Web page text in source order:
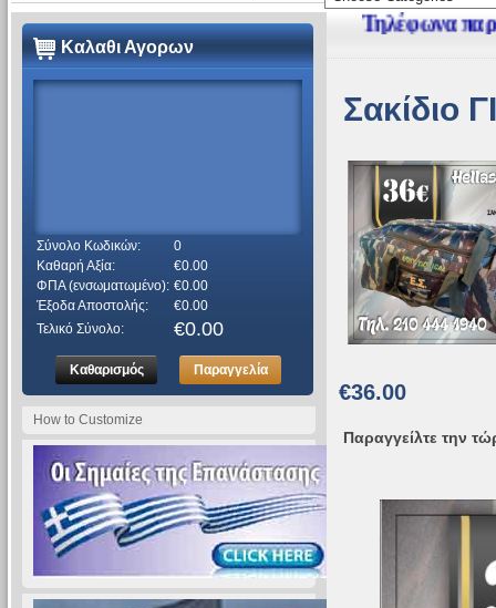
Τηλέφωνα
Σακίδιο
€36.00
Παραγγείλτε την
Καλαθι Αγορων
Σύνολο Κωδικών:
0
Καθαρή Αξία:
€0.00
ΦΠΑ (ενσωματωμένο): €0.00
Έξοδα Αποστολής:
€0.00
Τελικό Σύνολο:
€0.00
Καθαρισμός Παραγγελία
How to Customize